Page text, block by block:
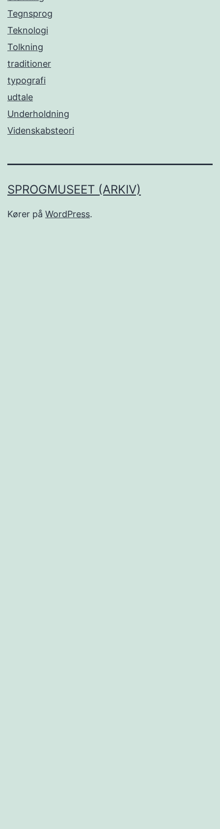
Tegnsprog
Teknologi
Tolkning
traditioner
typografi
udtale
Underholdning
Videnskabsteori
SPROGMUSEET (ARKIV)
Kører på WordPress.